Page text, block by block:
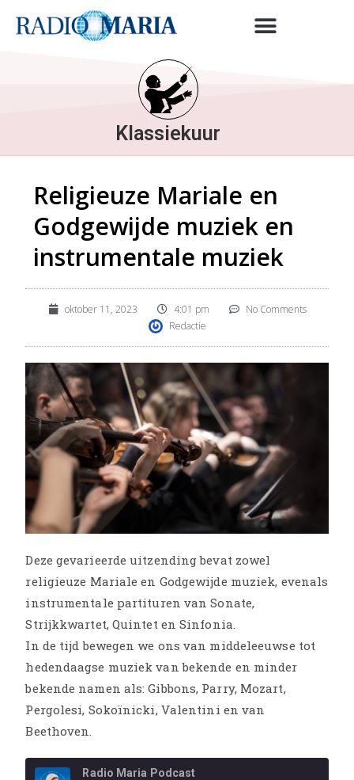
Klassiekuur
Religieuze Mariale en
Godgewijde muziek en
instrumentale muziek
oktober 11, 2023 4:01 pm
No Comments
Redactie
Deze gevarieerde uitzending bevat zowel
religieuze Mariale en Godgewijde muziek, evenals
instrumentale partituren van Sonate,
Strijkkwartet, Quintet en Sinfonia.
In de tijd bewegen we ons van middeleeuwse tot
hedendaagse muziek van bekende en minder
bekende namen als: Gibbons, Parry, Mozart,
Pergolesi, Sokoïnicki, Valentini en van
Beethoven.
Radio Maria Podcast